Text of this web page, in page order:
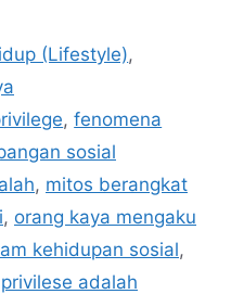
(Lifestyle),
,fenomena
sosial
, mitos berangkat
, orang kaya mengaku
kehidupan sosial,
privilese adalah